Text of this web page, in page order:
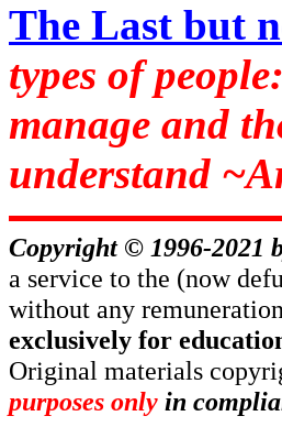
The Last but
types of
manage and
understand
Copyright © 1996-2021
a service to the (now
without any
exclusively for
Original materials
purposes only in